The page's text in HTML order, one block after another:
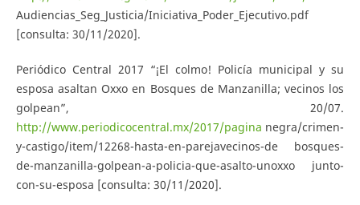
Audiencias_Seg_Justicia/Iniciativa_Poder_Ejecutivo.pdf
[consulta: 30/11/2020].
Periódico Central 2017 “¡El colmo! Policía municipal y su
esposa asaltan Oxxo en Bosques de Manzanilla; vecinos los
golpean”, 20/07.
http://www.periodicocentral.mx/2017/pagina negra/crimen-
y-castigo/item/12268-hasta-en-parejavecinos-de bosques-
de-manzanilla-golpean-a-policia-que-asalto-unoxxo junto-
con-su-esposa [consulta: 30/11/2020].